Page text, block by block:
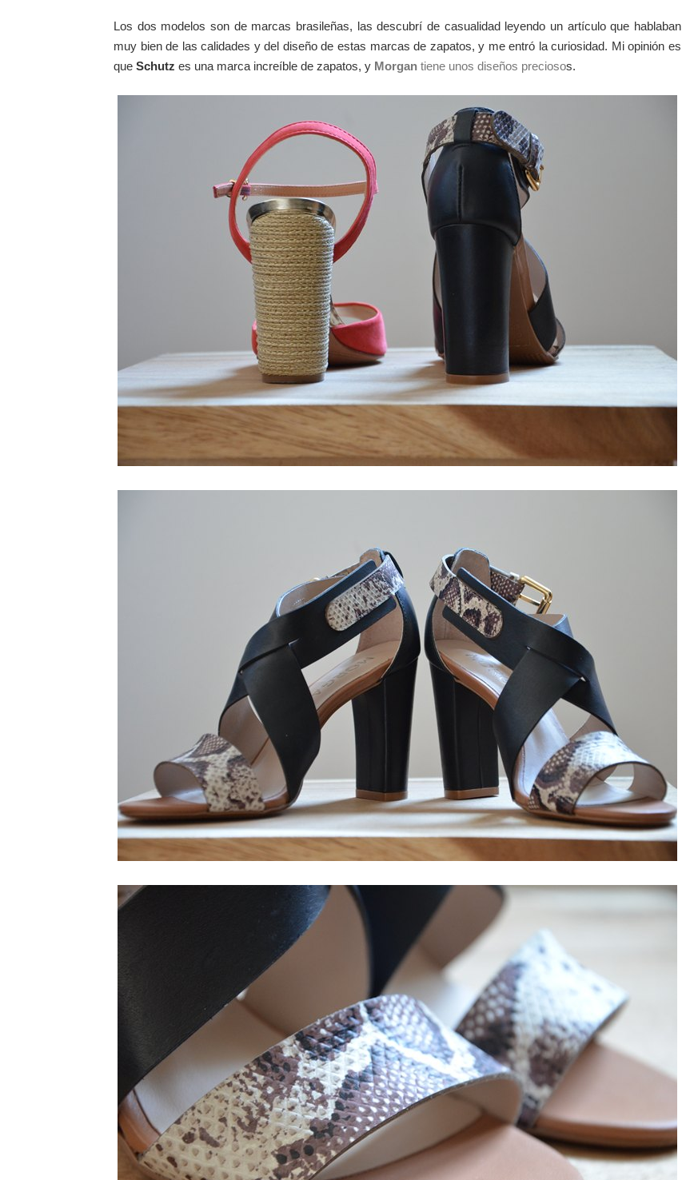
Los dos modelos son de marcas brasileñas, las descubrí de casualidad leyendo un artículo que hablaban
muy bien de las calidades y del diseño de estas marcas de zapatos, y me entró la curiosidad. Mi opinión es
que Schutz es una marca increíble de zapatos, y Morgan tiene unos diseños preciosos.